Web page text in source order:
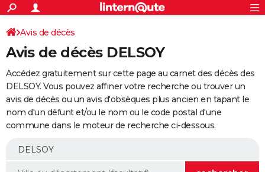
ACTUALITÉS
Politique
Société
Faits Divers
Education
Monde
Villes
+
SPORT
Coupe du monde 2026
Football
Tennis
Cyclisme
Rugby
Forum
Programme TV
TNT
Streaming
Cinéma
Sorties cinéma
Musique
+
FINANCE
Retraite
Epargne
Immobilier
Risques naturels par ville
Banque
Assurance
AUTO
Essais
Réserver un essai
Citadines
Berlines
SUV
Forum auto
+
Mobiles
Meilleur smartphone
Internet
Ordinateurs
Jeux vidéo
Guide high-tech
Avis de décès
Avis de décès DELSOY
Accédez gratuitement sur cette page au carnet des décès des
DELSOY. Vous pouvez affiner votre recherche ou trouver un
avis de décès ou un avis d'obsèques plus ancien en tapant le
nom d'un défunt et/ou le nom ou le code postal d'une
commune dans le moteur de recherche ci-dessous.